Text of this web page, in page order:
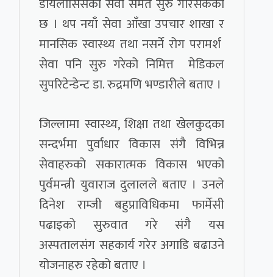
छ । थप नयाँ सेवा आँखा उपचार शाखा र
मानसिक स्वास्थ्य तथा नसर्ने रोग परामर्श
सेवा पनि सुरु गरेको निमित्त मेडिकल
सुपरिटेन्डेन्ट डा. रुद्रमणि भण्डारीले बताए ।
जिल्लामा स्वास्थ्य, शिक्षा तथा खेलकुदका
सन्दर्भमा पुर्वाधार विकास संगै विभिन्न
सेवाहरुको सकारात्मक विकास भएको
पुर्वमन्त्री युवाराज दुलालले बताए । उनले
दिनेश राम्जी बहुप्राविधिकमा फार्मेसी
पढाइको सुरुवात गरे संगै यस
अस्पतालसंग सहकार्य गरेर अगाडि बढाउने
योजनाहरु रहेको बताए ।